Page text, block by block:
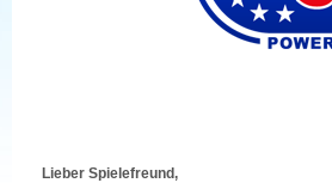
Lieber Spielefreund,